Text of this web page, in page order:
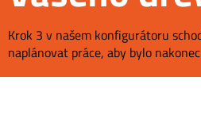
Krok 3 v našem konfigurátoru
naplánovat práce, aby bylo